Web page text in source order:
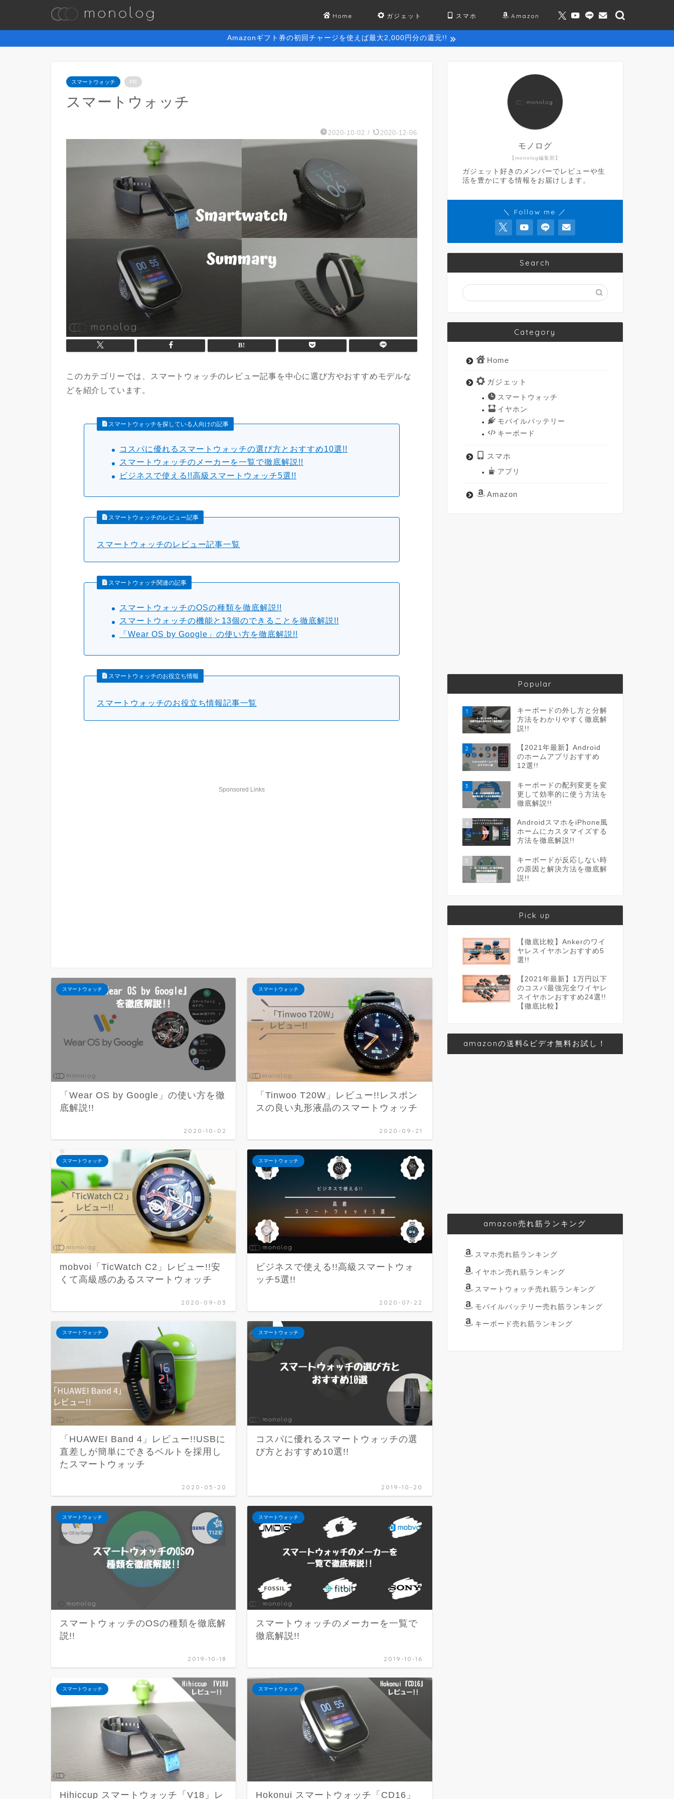
Home ガジェット スマホ Amazon
Amazonギフト券の初回チャージを使えば最大2,000円分の還元!!
スマートウォッチ PR
スマートウォッチ
2020-10-02 / 2020-12-06
このカテゴリーでは、スマートウォッチのレビュー記事を中心に選び方やおすすめモデルな
どを紹介しています。
スマートウォッチを探している人向けの記事
コスパに優れるスマートウォッチの選び方とおすすめ10選!!
スマートウォッチのメーカーを一覧で徹底解説!!
ビジネスで使える!!高級スマートウォッチ5選!!
スマートウォッチのレビュー記事
スマートウォッチのレビュー記事一覧
スマートウォッチ関連の記事
スマートウォッチのOSの種類を徹底解説!!
スマートウォッチの機能と13個のできることを徹底解説!!
「Wear OS by Google」の使い方を徹底解説!!
スマートウォッチのお役立ち情報
スマートウォッチのお役立ち情報記事一覧
Sponsored Links
スマートウォッチ
「Wear OS by Google」の使い方を徹
底解説!!
2020-10-02
スマートウォッチ
「Tinwoo T20W」レビュー!!レスポン
スの良い丸形液晶のスマートウォッチ
2020-09-21
スマートウォッチ
mobvoi「TicWatch C2」レビュー!!安
くて高級感のあるスマートウォッチ
2020-09-03
スマートウォッチ
ビジネスで使える!!高級スマートウォ
ッチ5選!!
2020-07-22
スマートウォッチ
「HUAWEI Band 4」レビュー!!USBに
直差しが簡単にできるベルトを採用し
たスマートウォッチ
2020-05-20
スマートウォッチ
コスパに優れるスマートウォッチの選
び方とおすすめ10選!!
2019-10-20
スマートウォッチ
スマートウォッチのOSの種類を徹底解
説!!
2019-10-18
スマートウォッチ
スマートウォッチのメーカーを一覧で
徹底解説!!
2019-10-16
スマートウォッチ
Hihiccup スマートウォッチ「V18」レ
スマートウォッチ
Hokonui スマートウォッチ「CD16」
【monolog編集部】
モノログ
ガジェット好きのメンバーでレビューや生
活を豊かにする情報をお届けします。
＼ Follow me ／
Search
Category
Home
ガジェット
スマートウォッチ
イヤホン
モバイルバッテリー
キーボード
スマホ
アプリ
Amazon
Popular
1
キーボードの外し方と分解
方法をわかりやすく徹底解
説!!
2
【2021年最新】Android
のホームアプリおすすめ
12選!!
3
キーボードの配列変更を変
更して効率的に使う方法を
徹底解説!!
4
AndroidスマホをiPhone風
ホームにカスタマイズする
方法を徹底解説!!
5
キーボードが反応しない時
の原因と解決方法を徹底解
説!!
Pick up
【徹底比較】Ankerのワイ
ヤレスイヤホンおすすめ5
選!!
【2021年最新】1万円以下
のコスパ最強完全ワイヤレ
スイヤホンおすすめ24選!!
【徹底比較】
amazonの送料&ビデオ無料お試し！
amazon売れ筋ランキング
スマホ売れ筋ランキング
イヤホン売れ筋ランキング
スマートウォッチ売れ筋ランキング
モバイルバッテリー売れ筋ランキング
キーボード売れ筋ランキング